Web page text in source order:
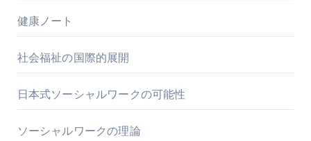
健康ノート
社会福祉の国際的展開
日本式ソーシャルワークの可能性
ソーシャルワークの理論